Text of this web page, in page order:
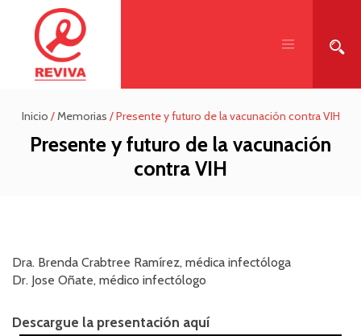
Inicio /Memorias /Presente y futuro de la vacunación contra VIH
Presente y futuro de la vacunación
contra VIH
Dra. Brenda Crabtree Ramírez, médica infectóloga
Dr. Jose Oñate, médico infectólogo
Descargue la presentación aquí